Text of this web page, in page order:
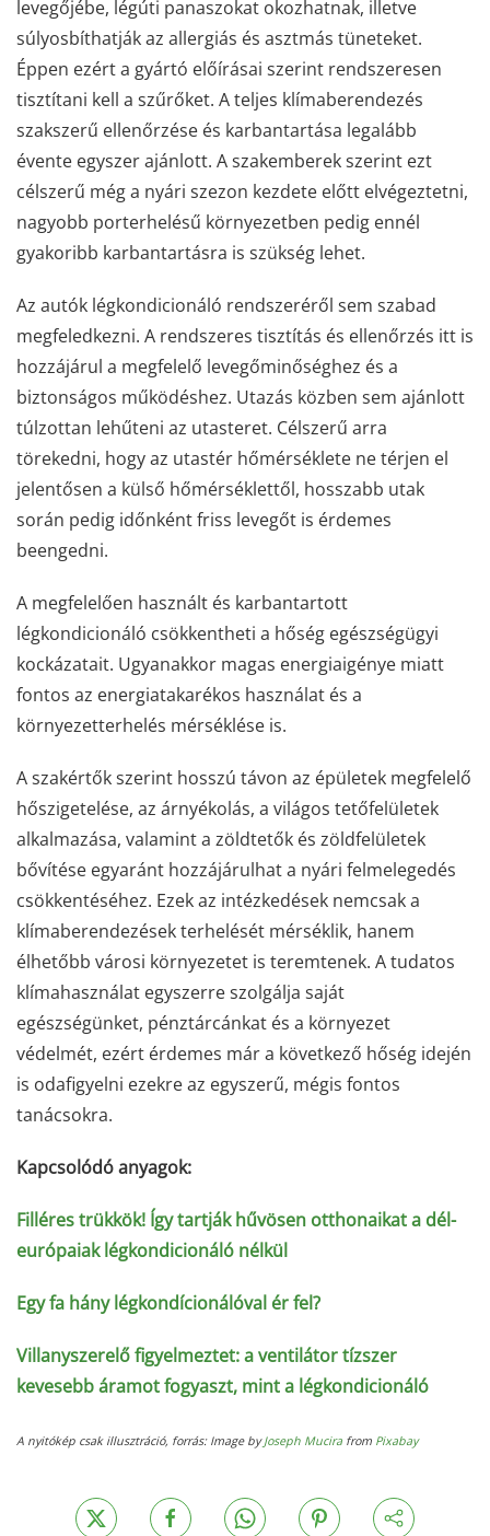
levegőjébe, légúti panaszokat okozhatnak, illetve
súlyosbíthatják az allergiás és asztmás tüneteket.
Éppen ezért a gyártó előírásai szerint rendszeresen
tisztítani kell a szűrőket. A teljes klímaberendezés
szakszerű ellenőrzése és karbantartása legalább
évente egyszer ajánlott. A szakemberek szerint ezt
célszerű még a nyári szezon kezdete előtt elvégeztetni,
nagyobb porterhelésű környezetben pedig ennél
gyakoribb karbantartásra is szükség lehet.
Az autók légkondicionáló rendszeréről sem szabad
megfeledkezni. A rendszeres tisztítás és ellenőrzés itt is
hozzájárul a megfelelő levegőminőséghez és a
biztonságos működéshez. Utazás közben sem ajánlott
túlzottan lehűteni az utasteret. Célszerű arra
törekedni, hogy az utastér hőmérséklete ne térjen el
jelentősen a külső hőmérséklettől, hosszabb utak
során pedig időnként friss levegőt is érdemes
beengedni.
A megfelelően használt és karbantartott
légkondicionáló csökkentheti a hőség egészségügyi
kockázatait. Ugyanakkor magas energiaigénye miatt
fontos az energiatakarékos használat és a
környezetterhelés mérséklése is.
A szakértők szerint hosszú távon az épületek megfelelő
hőszigetelése, az árnyékolás, a világos tetőfelületek
alkalmazása, valamint a zöldtetők és zöldfelületek
bővítése egyaránt hozzájárulhat a nyári felmelegedés
csökkentéséhez. Ezek az intézkedések nemcsak a
klímaberendezések terhelését mérséklik, hanem
élhetőbb városi környezetet is teremtenek. A tudatos
klímahasználat egyszerre szolgálja saját
egészségünket, pénztárcánkat és a környezet
védelmét, ezért érdemes már a következő hőség idején
is odafigyelni ezekre az egyszerű, mégis fontos
tanácsokra.
Kapcsolódó anyagok:
Filléres trükkök! Így tartják hűvösen otthonaikat a dél-
európaiak légkondicionáló nélkül
Egy fa hány légkondícionálóval ér fel?
Villanyszerelő figyelmeztet: a ventilátor tízszer
kevesebb áramot fogyaszt, mint a légkondicionáló
A nyitókép csak illusztráció, forrás: Image byJoseph Mucira from Pixabay